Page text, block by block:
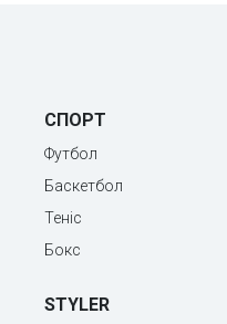
СПОРТ
Футбол
Баскетбол
Теніс
Бокс
STYLER